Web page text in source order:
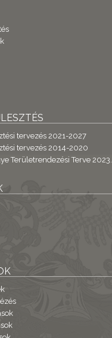
tervezés 2021-2027
tervezés 2014-2020
Területrendezési Terve 2023.